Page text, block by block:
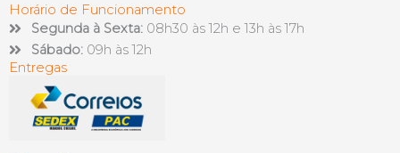
Horário de Funcionamento
Segunda à Sexta: 08h30 às 12h e 13h às 17h
Sábado: 09h às 12h
Entregas